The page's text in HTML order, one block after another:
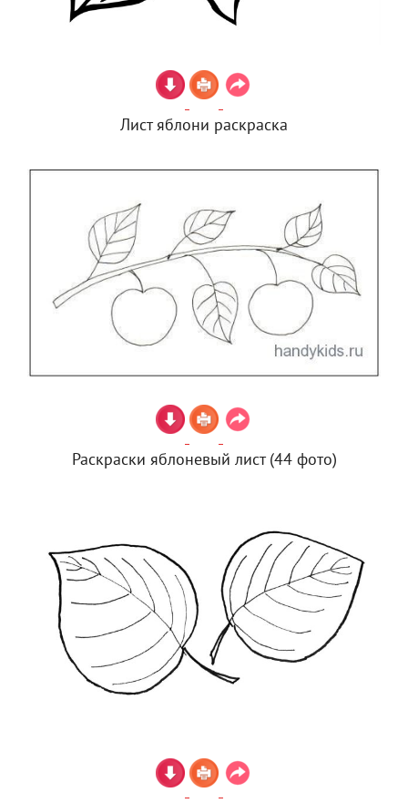
Лист яблони раскраска
Раскраски яблоневый лист (44 фото)